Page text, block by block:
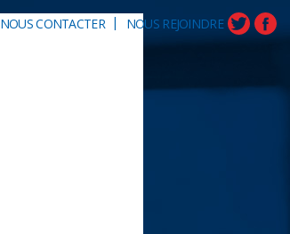
NOUS CONTACTER| NOUS REJOINDRE